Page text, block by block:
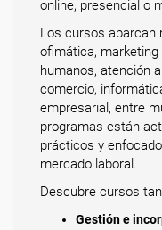
online, presencial o
Los cursos abarcan
ofimática,
humanos, atención
comercio,
empresarial, entre
programas están
prácticos y
mercado laboral.
Descubre cursos
Gestión e